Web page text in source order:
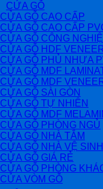
CỬA GỖ
CỬA GỖ CAO CẤP
CỬA GỖ CAO CẤP
CỬA GỖ CÔNG
CỬA GỖ HDF
CỬA GỖ PHỦ NHỰA
CỬA GỖ MDF
CỬA GỖ MDF
CỬA GỖ SÀI GÒN
CỬA GỖ TỰ NHIÊN
CỬA GỖ MDF
CỬA GỖ PHÒNG NGỦ
CỬA GỖ NHÀ TẮM
CỬA GỖ NHÀ VỆ SINH
CỬA GỖ GIÁ RẺ
CỬA GỖ PHÒNG
CỬA VÒM GỖ